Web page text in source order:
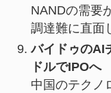
NANDの需要
調達難に直面
バイドゥのAI
ドルでIPOへ
中国のテクノ